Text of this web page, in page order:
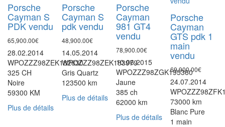
Porsche
Cayman S
PDK vendu
65,900.00€
28.02.2014
WPOZZZ98ZEK182830
325 CH
Noire
59300 KM
Plus de détails
Porsche
Cayman S
pdk vendu
48,900.00€
14.05.2014
WPOZZZ98ZEK183979
Gris Quartz
123500 km
Plus de détails
Porsche
Cayman
981 GT4
vendu
78,900.00€
10.06.2015
WPOZZZ98ZGK195360
Jaune
385 ch
62000 km
Plus de détails
Porsche
Cayman
GTS pdk 1
main
vendu
69,900.00€
24.07.2014
73000 km
Blanc Pure
1 main